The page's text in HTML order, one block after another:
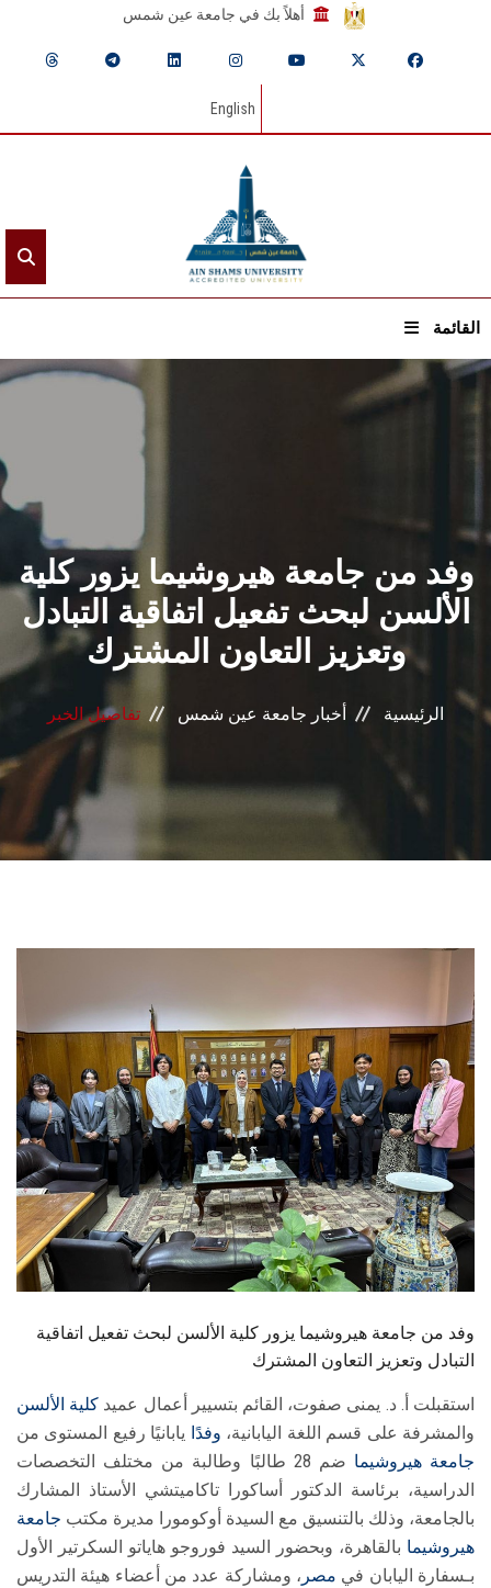
أهلاً بك في جامعة عين شمس
English
القائمة
الرئيسيـة
القطاعـات
الشئون الأكاديمية
البحث العلمي
المراكز والوحدات
الأنظمة الذكية
هيئة التدريس
الدراسات العليا
الخريجين
الموظفون
الزائـرون
سجل الان
وفد من جامعة هيروشيما يزور كلية
الألسن لبحث تفعيل اتفاقية التبادل
وتعزيز التعاون المشترك
الرئيسية أخبار جامعة عين شمس تفاصيل الخبر
وفد من جامعة هيروشيما يزور كلية الألسن لبحث تفعيل اتفاقية
التبادل وتعزيز التعاون المشترك
استقبلت أ. د. يمنى صفوت، القائم بتسيير أعمال عميد كلية الألسن
والمشرفة على قسم اللغة اليابانية، وفدًا يابانيًا رفيع المستوى من
جامعة هيروشيما
ضم 28 طالبًا وطالبة من مختلف التخصصات
الدراسية، برئاسة الدكتور أساكورا تاكاميتشي الأستاذ المشارك
بالجامعة، وذلك بالتنسيق مع السيدة أوكومورا مديرة مكتب جامعة
هيروشيما بالقاهرة، وبحضور السيد فوروجو هاياتو السكرتير الأول
بـسفارة اليابان في مصر ، ومشاركة عدد من أعضاء هيئة التدريس